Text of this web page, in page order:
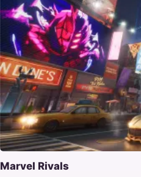
Marvel Rivals